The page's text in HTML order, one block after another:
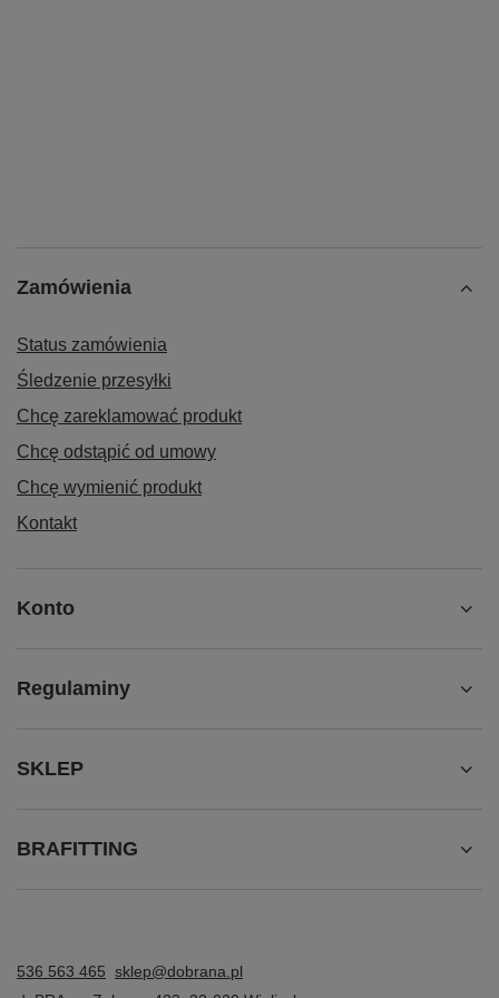
Zamówienia
Status zamówienia
Śledzenie przesyłki
Chcę zareklamować produkt
Chcę odstąpić od umowy
Chcę wymienić produkt
Kontakt
Konto
Regulaminy
SKLEP
BRAFITTING
536 563 465 sklep@dobrana.pl